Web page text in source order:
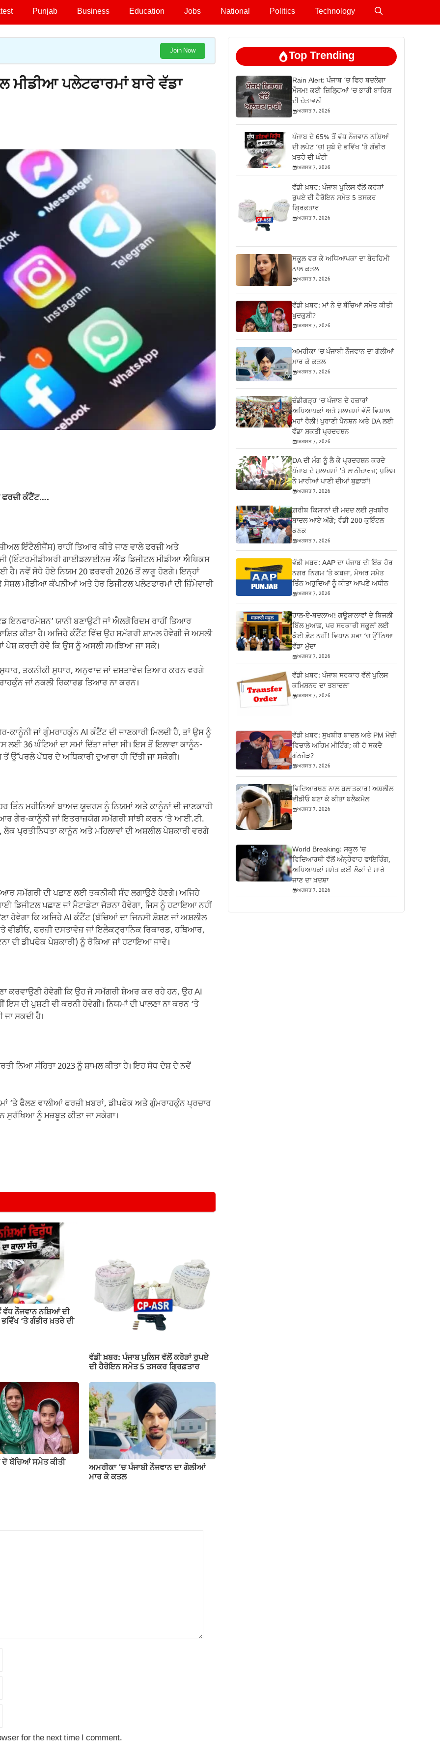
Punjab Business Education Jobs National Politics Technology
Join Now
ਮੀਡੀਆ ਪਲੇਟਫਾਰਮਾਂ ਬਾਰੇ ਵੱਡਾ
ਫਰਜ਼ੀ ਕੰਟੈਂਟ….
ਇੰਟੈਲੀਜੈਂਸ) ਰਾਹੀਂ ਤਿਆਰ ਕੀਤੇ ਜਾਣ ਵਾਲੇ ਫਰਜ਼ੀ ਅਤੇ
(ਇੰਟਰਮੀਡੀਅਰੀ ਗਾਈਡਲਾਈਨਜ਼ ਐਂਡ ਡਿਜੀਟਲ ਮੀਡੀਆ ਐਥਿਕਸ
ਹੈ। ਨਵੇਂ ਸੋਧੇ ਹੋਏ ਨਿਯਮ 20 ਫਰਵਰੀ 2026 ਤੋਂ ਲਾਗੂ ਹੋਣਗੇ। ਇਨ੍ਹਾਂ
ਮੀਡੀਆ ਕੰਪਨੀਆਂ ਅਤੇ ਹੋਰ ਡਿਜੀਟਲ ਪਲੇਟਫਾਰਮਾਂ ਦੀ ਜ਼ਿੰਮੇਵਾਰੀ
ਇਨਫਾਰਮੇਸ਼ਨ’ ਯਾਨੀ ਬਣਾਉਟੀ ਜਾਂ ਐਲਗੋਰਿਦਮ ਰਾਹੀਂ ਤਿਆਰ
ਕੀਤਾ ਹੈ। ਅਜਿਹੇ ਕੰਟੈਂਟ ਵਿੱਚ ਉਹ ਸਮੱਗਰੀ ਸ਼ਾਮਲ ਹੋਵੇਗੀ ਜੋ ਅਸਲੀ
ਪੇਸ਼ ਕਰਦੀ ਹੋਵੇ ਕਿ ਉਸ ਨੂੰ ਅਸਲੀ ਸਮਝਿਆ ਜਾ ਸਕੇ।
ਤਕਨੀਕੀ ਸੁਧਾਰ, ਅਨੁਵਾਦ ਜਾਂ ਦਸਤਾਵੇਜ਼ ਤਿਆਰ ਕਰਨ ਵਰਗੇ
ਜਾਂ ਨਕਲੀ ਰਿਕਾਰਡ ਤਿਆਰ ਨਾ ਕਰਨ।
ਜਾਂ ਗੁੰਮਰਾਹਕੁੰਨ AI ਕੰਟੈਂਟ ਦੀ ਜਾਣਕਾਰੀ ਮਿਲਦੀ ਹੈ, ਤਾਂ ਉਸ ਨੂੰ
36 ਘੰਟਿਆਂ ਦਾ ਸਮਾਂ ਦਿੱਤਾ ਜਾਂਦਾ ਸੀ। ਇਸ ਤੋਂ ਇਲਾਵਾ ਕਾਨੂੰਨ-
ਉੱਪਰਲੇ ਪੱਧਰ ਦੇ ਅਧਿਕਾਰੀ ਦੁਆਰਾ ਹੀ ਦਿੱਤੀ ਜਾ ਸਕੇਗੀ।
ਤਿੰਨ ਮਹੀਨਿਆਂ ਬਾਅਦ ਯੂਜ਼ਰਸ ਨੂੰ ਨਿਯਮਾਂ ਅਤੇ ਕਾਨੂੰਨਾਂ ਦੀ ਜਾਣਕਾਰੀ
ਗੈਰ-ਕਾਨੂੰਨੀ ਜਾਂ ਇਤਰਾਜ਼ਯੋਗ ਸਮੱਗਰੀ ਸਾਂਝੀ ਕਰਨ ‘ਤੇ ਆਈ.ਟੀ.
ਪ੍ਰਤੀਨਿਧਤਾ ਕਾਨੂੰਨ ਅਤੇ ਮਹਿਲਾਵਾਂ ਦੀ ਅਸ਼ਲੀਲ ਪੇਸ਼ਕਾਰੀ ਵਰਗੇ
ਸਮੱਗਰੀ ਦੀ ਪਛਾਣ ਲਈ ਤਕਨੀਕੀ ਸੰਦ ਲਗਾਉਣੇ ਹੋਣਗੇ। ਅਜਿਹੇ
ਪਛਾਣ ਜਾਂ ਮੈਟਾਡੇਟਾ ਜੋੜਨਾ ਹੋਵੇਗਾ, ਜਿਸ ਨੂੰ ਹਟਾਇਆ ਨਹੀਂ
ਹੋਵੇਗਾ ਕਿ ਅਜਿਹੇ AI ਕੰਟੈਂਟ (ਬੱਚਿਆਂ ਦਾ ਜਿਨਸੀ ਸ਼ੋਸ਼ਣ ਜਾਂ ਅਸ਼ਲੀਲ
ਵੀਡੀਓ, ਫਰਜ਼ੀ ਦਸਤਾਵੇਜ਼ ਜਾਂ ਇਲੈਕਟ੍ਰਾਨਿਕ ਰਿਕਾਰਡ, ਹਥਿਆਰ,
ਦੀ ਡੀਪਫੇਕ ਪੇਸ਼ਕਾਰੀ) ਨੂੰ ਰੋਕਿਆ ਜਾਂ ਹਟਾਇਆ ਜਾਵੇ।
ਕਰਵਾਉਣੀ ਹੋਵੇਗੀ ਕਿ ਉਹ ਜੋ ਸਮੱਗਰੀ ਸ਼ੇਅਰ ਕਰ ਰਹੇ ਹਨ, ਉਹ AI
ਦੀ ਪੁਸ਼ਟੀ ਵੀ ਕਰਨੀ ਹੋਵੇਗੀ। ਨਿਯਮਾਂ ਦੀ ਪਾਲਣਾ ਨਾ ਕਰਨ ‘ਤੇ
ਸਕਦੀ ਹੈ।
ਨਿਆ ਸੰਹਿਤਾ 2023 ਨੂੰ ਸ਼ਾਮਲ ਕੀਤਾ ਹੈ। ਇਹ ਸੋਧ ਦੇਸ਼ ਦੇ ਨਵੇਂ
‘ਤੇ ਫੈਲਣ ਵਾਲੀਆਂ ਫਰਜ਼ੀ ਖ਼ਬਰਾਂ, ਡੀਪਫੇਕ ਅਤੇ ਗੁੰਮਰਾਹਕੁੰਨ ਪ੍ਰਚਾਰ
ਨੂੰ ਮਜ਼ਬੂਤ ਕੀਤਾ ਜਾ ਸਕੇਗਾ।
ਵੱਧ ਨੌਜਵਾਨ ਨਸ਼ਿਆਂ ਦੀ
‘ਤੇ ਗੰਭੀਰ ਖ਼ਤਰੇ ਦੀ
ਵੱਡੀ ਖ਼ਬਰ: ਪੰਜਾਬ ਪੁਲਿਸ ਵੱਲੋਂ ਕਰੋੜਾਂ ਰੁਪਏ
ਦੀ ਹੈਰੋਇਨ ਸਮੇਤ 5 ਤਸਕਰ ਗ੍ਰਿਫ਼ਤਾਰ
ਦੋ ਬੱਚਿਆਂ ਸਮੇਤ ਕੀਤੀ
ਅਮਰੀਕਾ ‘ਚ ਪੰਜਾਬੀ ਨੌਜਵਾਨ ਦਾ ਗੋਲੀਆਂ
ਮਾਰ ਕੇ ਕਤਲ
for the next time I comment.
Top Trending
Rain Alert: ਪੰਜਾਬ ‘ਚ ਫਿਰ ਬਦਲੇਗਾ
ਮੌਸਮ! ਕਈ ਜ਼ਿਲ੍ਹਿਆਂ ‘ਚ ਭਾਰੀ ਬਾਰਿਸ਼
ਦੀ ਚੇਤਾਵਨੀ
ਅਗਸਤ 7, 2026
ਪੰਜਾਬ ਦੇ 65% ਤੋਂ ਵੱਧ ਨੌਜਵਾਨ ਨਸ਼ਿਆਂ
ਦੀ ਲਪੇਟ ‘ਚ! ਸੂਬੇ ਦੇ ਭਵਿੱਖ ‘ਤੇ ਗੰਭੀਰ
ਖ਼ਤਰੇ ਦੀ ਘੰਟੀ
ਅਗਸਤ 7, 2026
ਵੱਡੀ ਖ਼ਬਰ: ਪੰਜਾਬ ਪੁਲਿਸ ਵੱਲੋਂ ਕਰੋੜਾਂ
ਰੁਪਏ ਦੀ ਹੈਰੋਇਨ ਸਮੇਤ 5 ਤਸਕਰ
ਗ੍ਰਿਫ਼ਤਾਰ
ਅਗਸਤ 7, 2026
ਸਕੂਲ ਵੜ ਕੇ ਅਧਿਆਪਕਾ ਦਾ ਬੇਰਹਿਮੀ
ਨਾਲ ਕਤਲ
ਅਗਸਤ 7, 2026
ਵੱਡੀ ਖ਼ਬਰ: ਮਾਂ ਨੇ ਦੋ ਬੱਚਿਆਂ ਸਮੇਤ ਕੀਤੀ
ਖੁਦਕੁਸ਼ੀ?
ਅਗਸਤ 7, 2026
ਅਮਰੀਕਾ ‘ਚ ਪੰਜਾਬੀ ਨੌਜਵਾਨ ਦਾ ਗੋਲੀਆਂ
ਮਾਰ ਕੇ ਕਤਲ
ਅਗਸਤ 7, 2026
ਚੰਡੀਗੜ੍ਹ ‘ਚ ਪੰਜਾਬ ਦੇ ਹਜ਼ਾਰਾਂ
ਅਧਿਆਪਕਾਂ ਅਤੇ ਮੁਲਾਜ਼ਮਾਂ ਵੱਲੋਂ ਵਿਸ਼ਾਲ
ਮਹਾਂ ਰੈਲੀ! ਪੁਰਾਣੀ ਪੈਨਸ਼ਨ ਅਤੇ DA ਲਈ
ਵੱਡਾ ਸ਼ਕਤੀ ਪ੍ਰਦਰਸ਼ਨ
ਅਗਸਤ 7, 2026
DA ਦੀ ਮੰਗ ਨੂੰ ਲੈ ਕੇ ਪ੍ਰਦਰਸ਼ਨ ਕਰਦੇ
ਪੰਜਾਬ ਦੇ ਮੁਲਾਜ਼ਮਾਂ ‘ਤੇ ਲਾਠੀਚਾਰਜ; ਪੁਲਿਸ
ਨੇ ਮਾਰੀਆਂ ਪਾਣੀ ਦੀਆਂ ਬੁਛਾੜਾਂ!
ਅਗਸਤ 7, 2026
ਗ਼ਰੀਬ ਕਿਸਾਨਾਂ ਦੀ ਮਦਦ ਲਈ ਸੁਖਬੀਰ
ਬਾਦਲ ਆਏ ਅੱਗੇ; ਵੰਡੀ 200 ਕੁਇੰਟਲ
ਕਣਕ
ਅਗਸਤ 7, 2026
ਵੱਡੀ ਖ਼ਬਰ: AAP ਦਾ ਪੰਜਾਬ ਦੀ ਇੱਕ ਹੋਰ
ਨਗਰ ਨਿਗਮ ‘ਤੇ ਕਬਜ਼ਾ, ਮੇਅਰ ਸਮੇਤ
ਤਿੰਨ ਅਹੁਦਿਆਂ ਨੂੰ ਕੀਤਾ ਆਪਣੇ ਅਧੀਨ
ਅਗਸਤ 7, 2026
ਹਾਲ-ਏ-ਬਦਲਾਅ! ਗਊਸ਼ਾਲਾਵਾਂ ਦੇ ਬਿਜਲੀ
ਬਿੱਲ ਮੁਆਫ਼, ਪਰ ਸਰਕਾਰੀ ਸਕੂਲਾਂ ਲਈ
ਕੋਈ ਛੋਟ ਨਹੀਂ! ਵਿਧਾਨ ਸਭਾ ‘ਚ ਉੱਠਿਆ
ਵੱਡਾ ਮੁੱਦਾ
ਅਗਸਤ 7, 2026
ਵੱਡੀ ਖ਼ਬਰ: ਪੰਜਾਬ ਸਰਕਾਰ ਵੱਲੋਂ ਪੁਲਿਸ
ਕਮਿਸ਼ਨਰ ਦਾ ਤਬਾਦਲਾ
ਅਗਸਤ 7, 2026
ਵੱਡੀ ਖ਼ਬਰ: ਸੁਖਬੀਰ ਬਾਦਲ ਅਤੇ PM ਮੋਦੀ
ਵਿਚਾਲੇ ਅਹਿਮ ਮੀਟਿੰਗ; ਕੀ ਹੋ ਸਕਦੈ
ਗੱਠਜੋੜ?
ਅਗਸਤ 7, 2026
ਵਿਦਿਆਰਥਣ ਨਾਲ ਬਲਾਤਕਾਰ! ਅਸ਼ਲੀਲ
ਵੀਡੀਓ ਬਣਾ ਕੇ ਕੀਤਾ ਬਲੈਕਮੇਲ
ਅਗਸਤ 7, 2026
World Breaking: ਸਕੂਲ ‘ਚ
ਵਿਦਿਆਰਥੀ ਵੱਲੋਂ ਅੰਨ੍ਹੇਵਾਹ ਫਾਇਰਿੰਗ,
ਅਧਿਆਪਕਾਂ ਸਮੇਤ ਕਈ ਲੋਕਾਂ ਦੇ ਮਾਰੇ
ਜਾਣ ਦਾ ਖ਼ਦਸ਼ਾ
ਅਗਸਤ 7, 2026